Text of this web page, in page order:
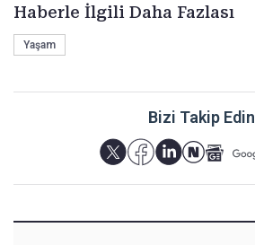
Haberle İlgili Daha Fazlası
Yaşam
Bizi Takip Edin